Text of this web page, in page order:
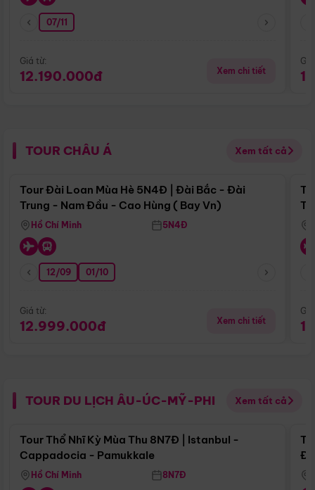
07/11
Giá từ:
12.190.000đ Xem chi tiết
TOUR CHÂU Á Xem tất cả
Điểm nổi bật
Tour Đài Loan Mùa Hè 5N4Đ | Đài Bắc - Đài
Trung - Nam Đầu - Cao Hùng ( Bay Vn)
Hồ Chí Minh 5N4Đ
12/09 01/10
Giá từ:
12.999.000đ Xem chi tiết
TOUR DU LỊCH ÂU-ÚC-MỸ-PHI Xem tất cả
Điểm nổi bật
Tour Thổ Nhĩ Kỳ Mùa Thu 8N7Đ | Istanbul -
Cappadocia - Pamukkale
Hồ Chí Minh 8N7Đ